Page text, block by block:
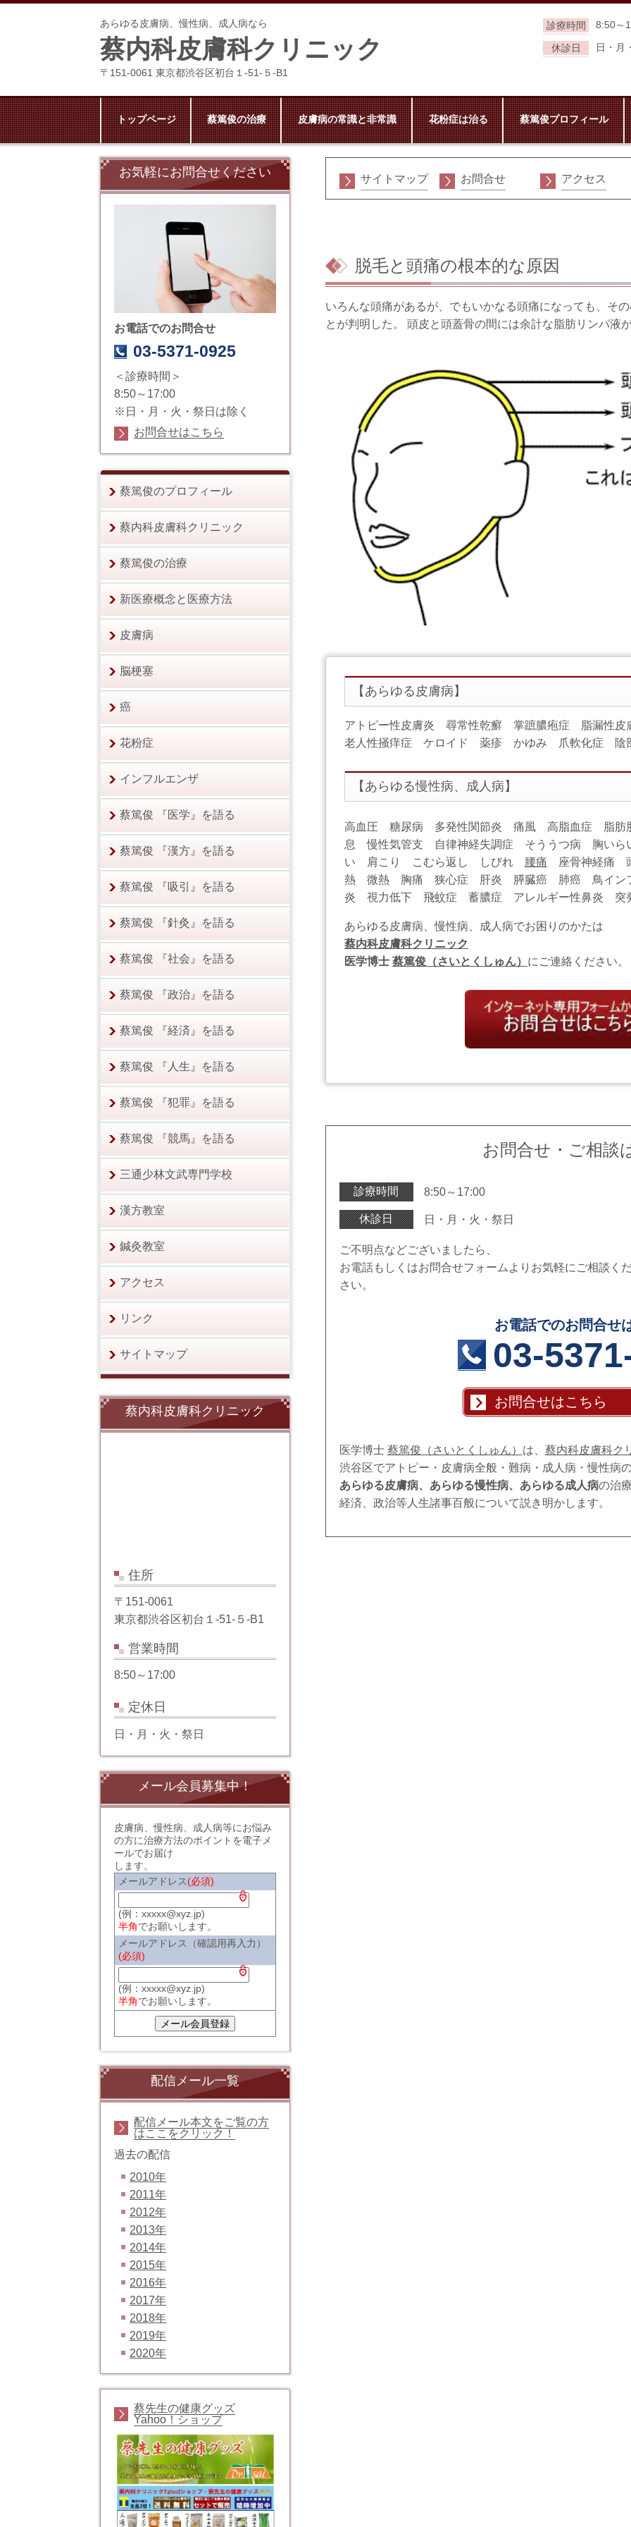
あらゆる皮膚病、慢性病、成人病なら
蔡内科皮膚科クリニック
〒151-0061 東京都渋谷区初台１-51-５-B1
診療時間 8:50～
休診日 日・月
トップページ 蔡篤俊の治療 皮膚病の常識と非常識 花粉症は治る 蔡篤俊プロフィール
サイトマップ お問合せ アクセス
脱毛と頭痛の根本的な原因
いろんな頭痛があるが、でもいかなる頭痛になっても、そ
とが判明した。 頭皮と頭蓋骨の間には余計な脂肪リンパ液
【あらゆる皮膚病】
アトピー性皮膚炎 尋常性乾癬 掌蹠膿疱症 脂漏
老人性掻痒症 ケロイド 薬疹 かゆみ 爪軟化症
【あらゆる慢性病、成人病】
高血圧 糖尿病 多発性関節炎 痛風 高脂血症 脂
息 慢性気管支 自律神経失調症 そううつ病 胸い
い 肩こり こむら返し しびれ
腰痛 座骨神経痛
熱 微熱 胸痛 狭心症 肝炎 膵臓癌 肺癌 鳥イン
炎 視力低下 飛蚊症 蓄膿症 アレルギー性鼻炎 突
あらゆる皮膚病、慢性病、成人病でお困りのかたは
蔡内科皮膚科クリニック
医学博士 蔡篤俊（さいとくしゅん） にご連絡ください。
お問合せ・ご相談
診療時間 8:50～17:00
休診日 日・月・火・祭日
ご不明点などございましたら、
お電話もしくはお問合せフォームよりお気軽にご相談く
さい。
お電話でのお問合せ
03-
お問合せはこちら
医学博士 蔡篤俊（さいとくしゅん） は、 蔡内科皮膚科ク
渋谷区でアトピー・皮膚病全般・難病・成人病・慢性病
あらゆる皮膚病、あらゆる慢性病、あらゆる成人病の治
経済、政治等人生諸事百般について説き明かします。
お気軽にお問合せください
お電話でのお問合せ
03-5371-0925
＜診療時間＞
8:50～17:00
※日・月・火・祭日は除く
お問合せはこちら
蔡篤俊のプロフィール
蔡内科皮膚科クリニック
蔡篤俊の治療
新医療概念と医療方法
皮膚病
脳梗塞
癌
花粉症
インフルエンザ
蔡篤俊 『医学』を語る
蔡篤俊 『漢方』を語る
蔡篤俊 『吸引』を語る
蔡篤俊 『針灸』を語る
蔡篤俊 『社会』を語る
蔡篤俊 『政治』を語る
蔡篤俊 『経済』を語る
蔡篤俊 『人生』を語る
蔡篤俊 『犯罪』を語る
蔡篤俊 『競馬』を語る
三通少林文武専門学校
漢方教室
鍼灸教室
アクセス
リンク
サイトマップ
蔡内科皮膚科クリニック
住所
〒151-0061
東京都渋谷区初台１-51-５-B1
営業時間
8:50～17:00
定休日
日・月・火・祭日
メール会員募集中！
皮膚病、慢性病、成人病等にお悩み
の方に治療方法のポイントを電子メ
ールでお届け
します。
メールアドレス(必須)
(例：xxxxx@xyz.jp)
半角でお願いします。
メールアドレス（確認用再入力）
(必須)
(例：xxxxx@xyz.jp)
半角でお願いします。
配信メール一覧
配信メール本文をご覧の方
はここをクリック！
過去の配信
2010年
2011年
2012年
2013年
2014年
2015年
2016年
2017年
2018年
2019年
2020年
蔡先生の健康グッズ
Yahoo！ショップ